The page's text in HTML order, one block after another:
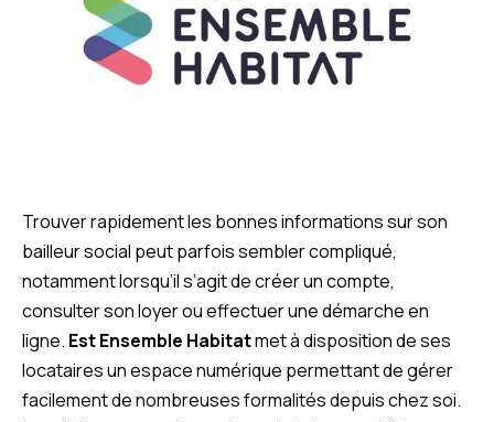
Trouver rapidement les bonnes informations sur son
bailleur social peut parfois sembler compliqué,
notamment lorsqu’il s’agit de créer un compte,
consulter son loyer ou effectuer une démarche en
ligne. Est Ensemble Habitatmet à disposition de ses
locataires un espace numérique permettant de gérer
facilement de nombreuses formalités depuis chez soi.